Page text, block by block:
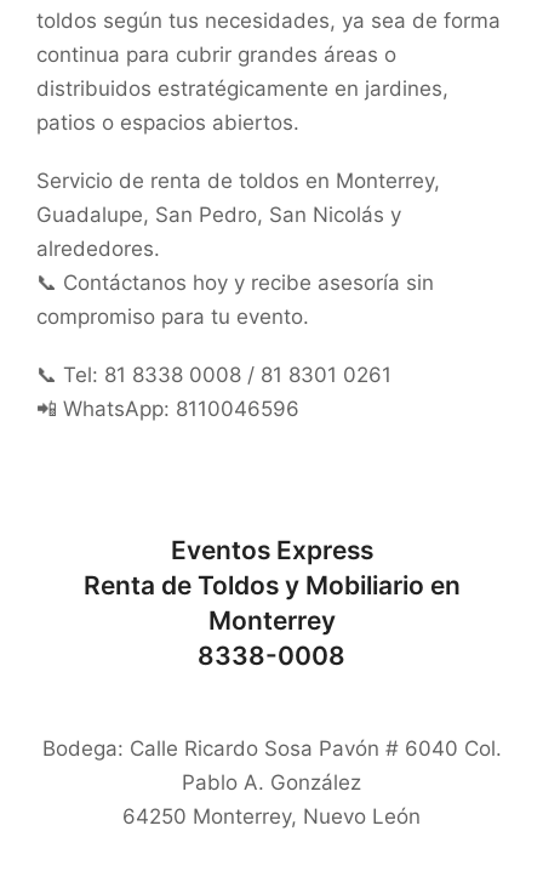
toldos según tus necesidades, ya sea de forma
continua para cubrir grandes áreas o
distribuidos estratégicamente en jardines,
patios o espacios abiertos.
Servicio de renta de toldos en Monterrey,
Guadalupe, San Pedro, San Nicolás y
alrededores.
📞 Contáctanos hoy y recibe asesoría sin
compromiso para tu evento.
📞 Tel: 81 8338 0008 / 81 8301 0261
📲 WhatsApp: 8110046596
Eventos Express
Renta de Toldos y Mobiliario en
Monterrey
8338-0008
Bodega: Calle Ricardo Sosa Pavón # 6040 Col.
Pablo A. González
64250 Monterrey, Nuevo León